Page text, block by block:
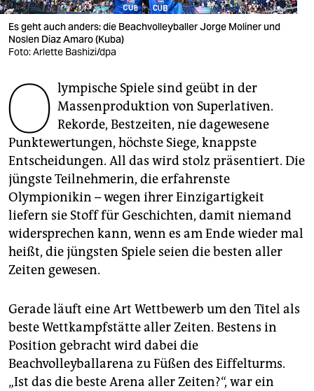
shop
fragen & hilfe
abo
genossenschaft
epaper login
Es geht auch anders: die Beachvolleyballer Jorge Moliner und
Noslen Diaz Amaro (Kuba)
Foto: Arlette Bashizi/dpa
O lympische Spiele sind geübt in der
Massenproduktion von Superlativen.
Rekorde, Bestzeiten, nie dagewesene
Punktewertungen, höchste Siege, knappste
Entscheidungen. All das wird stolz präsentiert. Die
jüngste Teilnehmerin, die erfahrenste
Olympionikin – wegen ihrer Einzigartigkeit
liefern sie Stoff für Geschichten, damit niemand
widersprechen kann, wenn es am Ende wieder mal
heißt, die jüngsten Spiele seien die besten aller
Zeiten gewesen.
Gerade läuft eine Art Wettbewerb um den Titel als
beste Wettkampfstätte aller Zeiten. Bestens in
Position gebracht wird dabei die
Beachvolleyballarena zu Füßen des Eiffelturms.
„Ist das die beste Arena aller Zeiten?“, war ein